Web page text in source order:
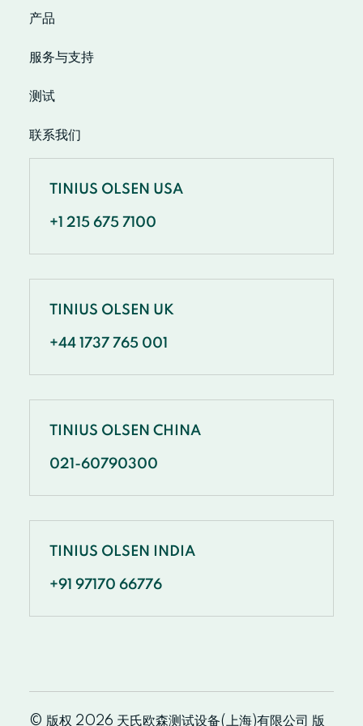
产品
服务与支持
测试
联系我们
TINIUS OLSEN USA
+1 215 675 7100
TINIUS OLSEN UK
+44 1737 765 001
TINIUS OLSEN CHINA
021-60790300
TINIUS OLSEN INDIA
+91 97170 66776
© 版权 2026 天氏欧森测试设备(上海)有限公司 版